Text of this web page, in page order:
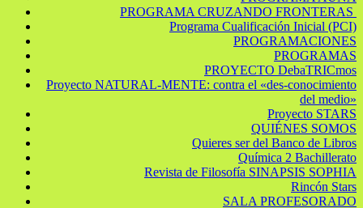
PROGRAMA CRUZANDO FRONTERAS
Programa Cualificación Inicial (PCI)
PROGRAMACIONES
PROGRAMAS
PROYECTO DebaTRICmos
Proyecto NATURAL-MENTE: contra el «des-conocimiento
del medio»
Proyecto STARS
QUIÉNES SOMOS
Quieres ser del Banco de Libros
Química 2 Bachillerato
Revista de Filosofía SINAPSIS SOPHIA
Rincón Stars
SALA PROFESORADO